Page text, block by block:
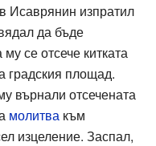
Исаврянин изпратил
да бъде
се отсече китката
градския площад.
върнали отсечената
молитва към
изцеление. Заспал,